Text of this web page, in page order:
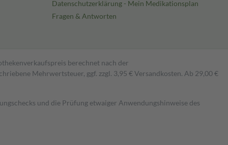
Datenschutzerklärung - Mein Medikationsplan
Fragen & Antworten
berechnet nach der
Mehrwertsteuer, ggf. zzgl. 3,95 € Versandkosten. Ab 29,00 €
und die Prüfung etwaiger Anwendungshinweise des